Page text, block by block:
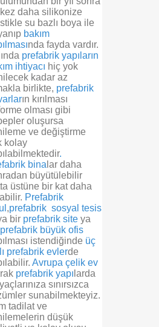
daha silikonize
su bazlı boya ile
bakım
nda fayda vardır.
prefabrik yapıların
ihtiyacı hiç yok
kadar az
birlikte, prefabrik
ın kırılması
olması gibi
oluşursa
ve değiştirme
kolay
.
bina lar daha
büyütülebilir
üstüne bir kat daha
Prefabrik
,prefabrik sosyal tesis
bir prefabrik siteya
prefabrik büyük ofis
istendiğinde üç
prefabrik evlerde
Avrupa çelik ev
prefabrik yapı larda
sınırsızca
sunabilmekteyiz.
tadilat ve
düşük